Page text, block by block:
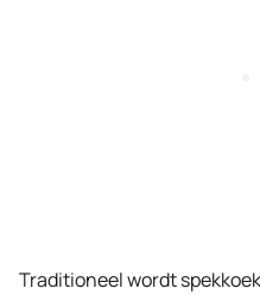
Traditioneel wordt